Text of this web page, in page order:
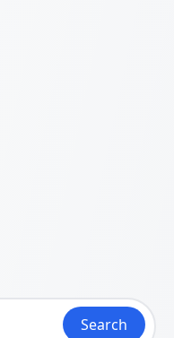
Search